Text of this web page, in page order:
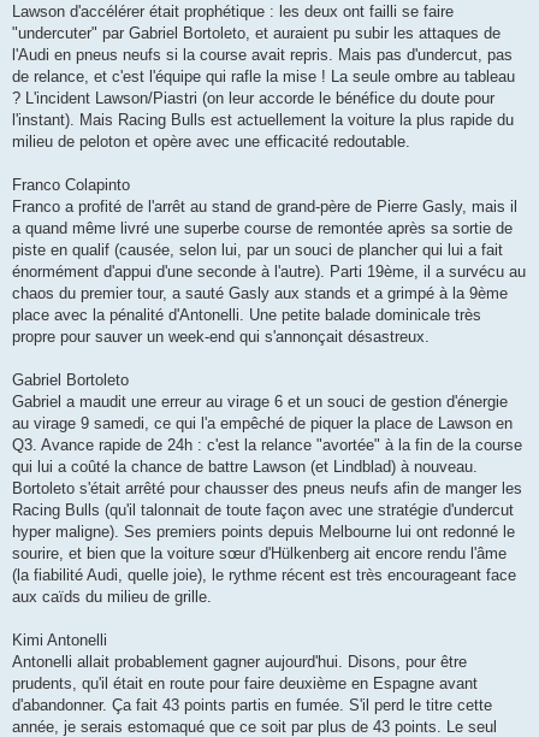
Lawson d'accélérer était prophétique : les deux ont failli se faire
"undercuter" par Gabriel Bortoleto, et auraient pu subir les attaques de
l'Audi en pneus neufs si la course avait repris. Mais pas d'undercut, pas
de relance, et c'est l'équipe qui rafle la mise ! La seule ombre au tableau
? L'incident Lawson/Piastri (on leur accorde le bénéfice du doute pour
l'instant). Mais Racing Bulls est actuellement la voiture la plus rapide du
milieu de peloton et opère avec une efficacité redoutable.
Franco Colapinto
Franco a profité de l'arrêt au stand de grand-père de Pierre Gasly, mais il
a quand même livré une superbe course de remontée après sa sortie de
piste en qualif (causée, selon lui, par un souci de plancher qui lui a fait
énormément d'appui d'une seconde à l'autre). Parti 19ème, il a survécu au
chaos du premier tour, a sauté Gasly aux stands et a grimpé à la 9ème
place avec la pénalité d'Antonelli. Une petite balade dominicale très
propre pour sauver un week-end qui s'annonçait désastreux.
Gabriel Bortoleto
Gabriel a maudit une erreur au virage 6 et un souci de gestion d'énergie
au virage 9 samedi, ce qui l'a empêché de piquer la place de Lawson en
Q3. Avance rapide de 24h : c'est la relance "avortée" à la fin de la course
qui lui a coûté la chance de battre Lawson (et Lindblad) à nouveau.
Bortoleto s'était arrêté pour chausser des pneus neufs afin de manger les
Racing Bulls (qu'il talonnait de toute façon avec une stratégie d'undercut
hyper maligne). Ses premiers points depuis Melbourne lui ont redonné le
sourire, et bien que la voiture sœur d'Hülkenberg ait encore rendu l'âme
(la fiabilité Audi, quelle joie), le rythme récent est très encourageant face
aux caïds du milieu de grille.
Kimi Antonelli
Antonelli allait probablement gagner aujourd'hui. Disons, pour être
prudents, qu'il était en route pour faire deuxième en Espagne avant
d'abandonner. Ça fait 43 points partis en fumée. S'il perd le titre cette
année, je serais estomaqué que ce soit par plus de 43 points. Le seul